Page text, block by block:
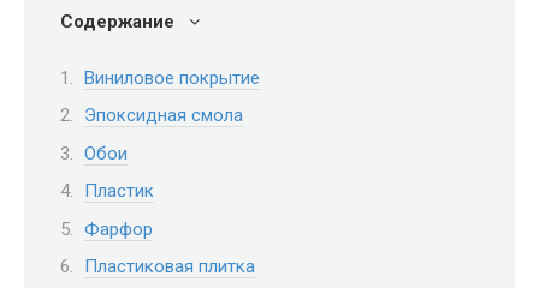
Содержание
Виниловое покрытие
Эпоксидная смола
Обои
Пластик
Фарфор
Пластиковая плитка